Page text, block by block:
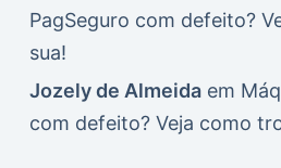
PagSeguro com defeito?
sua!
Jozely de Almeidaem
com defeito? Veja como